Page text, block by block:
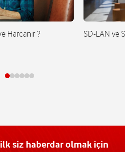
Harcanır ? SD-LAN ve
siz haberdar olmak için